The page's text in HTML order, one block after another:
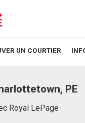
UN COURTIER
PE
Royal LePage